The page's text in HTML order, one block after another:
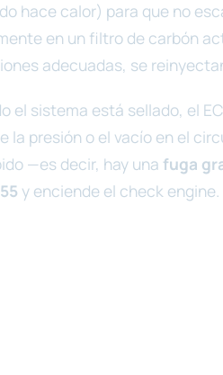
hace calor) para que no
en un filtro de carbón
adecuadas, se
el sistema está sellado, el
la presión o el vacío en el
—es decir, hay una fuga
y enciende el check engine.